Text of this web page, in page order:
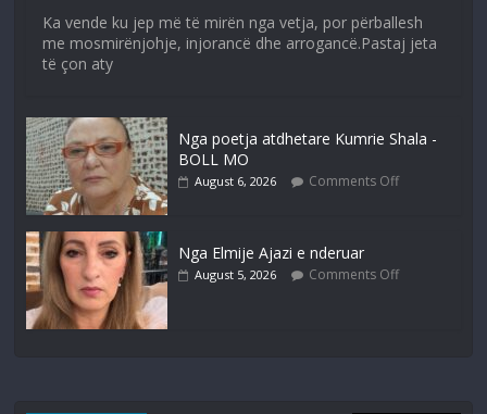
Ka vende ku jep më të mirën nga vetja, por përballesh
me mosmirënjohje, injorancë dhe arrogancë.Pastaj jeta
të çon aty
Nga poetja atdhetare Kumrie Shala -
BOLL MO
August 6, 2026 Comments Off
Nga Elmije Ajazi e nderuar
August 5, 2026 Comments Off